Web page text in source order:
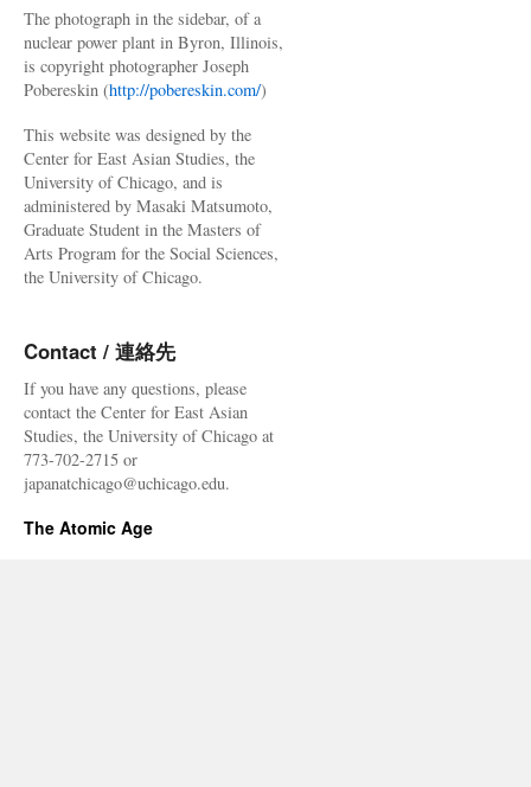
The photograph in the sidebar, of a
nuclear power plant in Byron, Illinois,
is copyright photographer Joseph
Pobereskin (http://pobereskin.com/)
This website was designed by the
Center for East Asian Studies, the
University of Chicago, and is
administered by Masaki Matsumoto,
Graduate Student in the Masters of
Arts Program for the Social Sciences,
the University of Chicago.
Contact / 連絡先
If you have any questions, please
contact the Center for East Asian
Studies, the University of Chicago at
773-702-2715 or
japanatchicago@uchicago.edu.
The Atomic Age